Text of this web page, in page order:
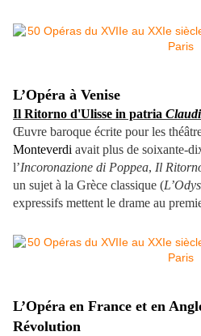
L’Opéra à Venise
Il Ritorno d'Ulisse in patria
Œuvre baroque écrite pour les
Monteverdi avait plus de soixante-
l’Incoronazione di Poppea, Il
un sujet à la Grèce classique (
expressifs mettent le drame au
L’Opéra en France et en
Révolution